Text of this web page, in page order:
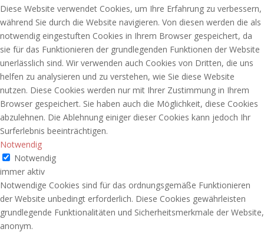
Diese Website verwendet Cookies, um Ihre Erfahrung zu verbessern,
während Sie durch die Website navigieren. Von diesen werden die als
notwendig eingestuften Cookies in Ihrem Browser gespeichert, da
sie für das Funktionieren der grundlegenden Funktionen der Website
unerlässlich sind. Wir verwenden auch Cookies von Dritten, die uns
helfen zu analysieren und zu verstehen, wie Sie diese Website
nutzen. Diese Cookies werden nur mit Ihrer Zustimmung in Ihrem
Browser gespeichert. Sie haben auch die Möglichkeit, diese Cookies
abzulehnen. Die Ablehnung einiger dieser Cookies kann jedoch Ihr
Surferlebnis beeinträchtigen.
Notwendig
Notwendig
immer aktiv
Notwendige Cookies sind für das ordnungsgemäße Funktionieren
der Website unbedingt erforderlich. Diese Cookies gewährleisten
grundlegende Funktionalitäten und Sicherheitsmerkmale der Website,
anonym.